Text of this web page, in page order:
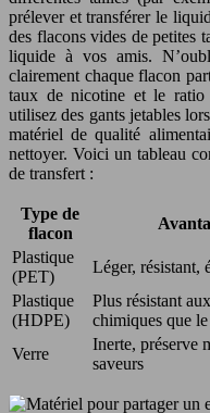
prélever et transférer le
des flacons vides de petites
liquide à vos amis.
clairement chaque flacon
taux de nicotine et le ratio
utilisez des gants jetables
matériel de qualité
nettoyer. Voici un tableau
de transfert :
Type de
flacon
Plastique
(PET)
Léger, résistant,
Plastique
(HDPE)
Plus résistant
chimiques que
Verre
Inerte, préserve
saveurs